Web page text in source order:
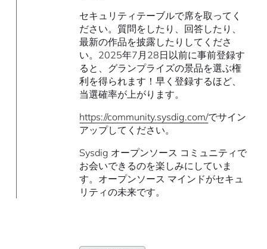
セキュリティテーブルで席を取ってく
ださい。質問をしたり、回答したり、
最新の作品を披露したりしてくださ
い。2025年7月28日以前に事前登録す
ると、グランプライズの景品を選ぶ権
利を得られます！早く登録するほど、
当選確率が上がります。
https://community.sysdig.com/でサイン
アップしてください。
Sysdig オープンソース コミュニティで
お会いできるのを楽しみにしていま
す。オープンソース マインドがセキュ
リティの未来です。